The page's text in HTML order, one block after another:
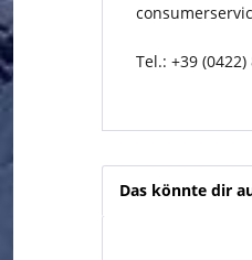
Tel.: +39 (0422)
Das könnte dir